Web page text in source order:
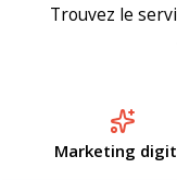
Trouvez le
Marketing